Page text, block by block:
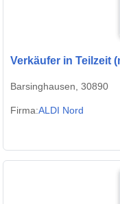
Verkäufer in Teilzeit
Barsinghausen, 30890
Firma:ALDI Nord